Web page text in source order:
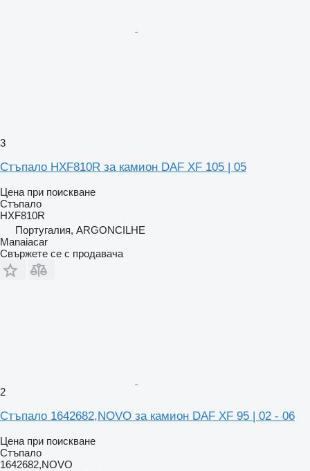
3
Стъпало HXF810R за камион DAF XF 105 | 05
Цена при поискване
Стъпало
HXF810R
Португалия, ARGONCILHE
Manaiacar
Свържете се с продавача
2
Стъпало 1642682,NOVO за камион DAF XF 95 | 02 - 06
Цена при поискване
Стъпало
1642682,NOVO